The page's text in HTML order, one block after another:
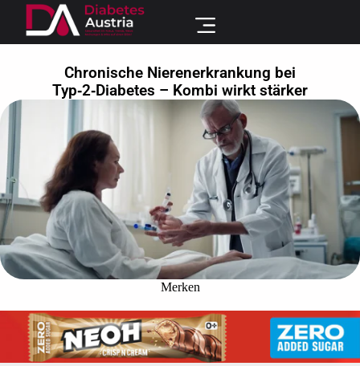
Chronische Nierenerkrankung bei
Typ‑2‑Diabetes – Kombi wirkt stärker
Merken